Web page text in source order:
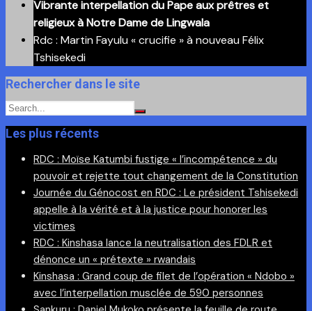
Vibrante interpellation du Pape aux prêtres et
religieux à Notre Dame de Lingwala
Rdc : Martin Fayulu « crucifie » à nouveau Félix
Tshisekedi
Rechercher dans le site
Les plus récents
RDC : Moïse Katumbi fustige « l’incompétence » du
pouvoir et rejette tout changement de la Constitution
Journée du Génocost en RDC : Le président Tshisekedi
appelle à la vérité et à la justice pour honorer les
victimes
RDC : Kinshasa lance la neutralisation des FDLR et
dénonce un « prétexte » rwandais
Kinshasa : Grand coup de filet de l’opération « Ndobo »
avec l’interpellation musclée de 590 personnes